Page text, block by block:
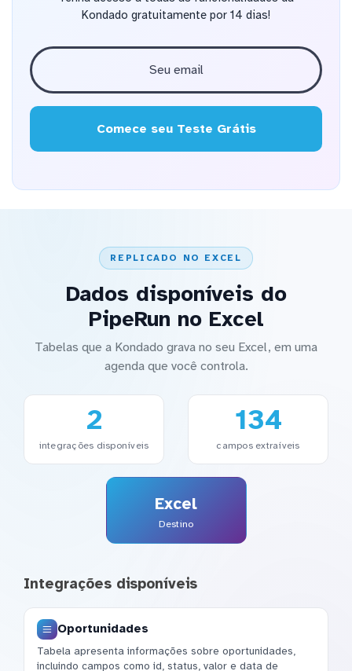
Kondado gratuitamente por 14 dias!
Comece seu Teste Grátis
REPLICADO NO EXCEL
Dados disponíveis do
PipeRun no Excel
Tabelas que a Kondado grava no seu Excel, em uma
agenda que você controla.
2
integrações disponíveis
134
campos extraíveis
Excel
Destino
Integrações disponíveis
Oportunidades
Tabela apresenta informações sobre oportunidades,
incluindo campos como id, status, valor e data de